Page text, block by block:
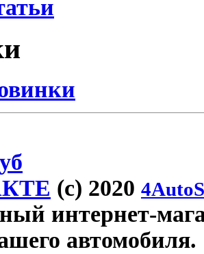
(c) 2020
интернет-
автомобиля.